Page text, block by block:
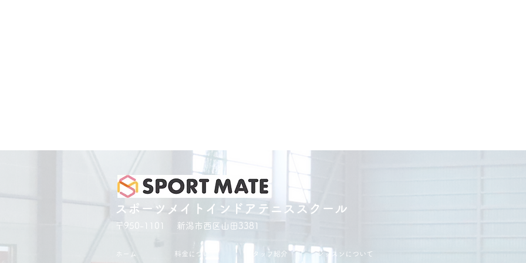
スポーツメイトインドアテニススクール
ホーム スタッフ紹介 レッスンについて
〒950-1101 新潟市西区山田3381
料金について